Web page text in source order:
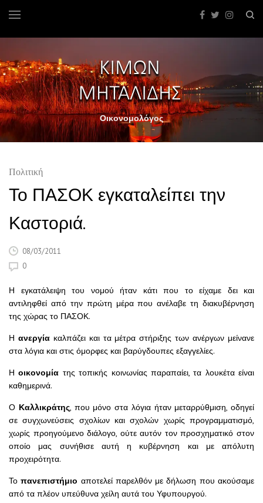
Οικονομολόγος
Πολιτική
Το ΠΑΣΟΚ εγκαταλείπει την
Καστοριά.
08/03/2011
0
Η εγκατάλειψη του νομού ήταν κάτι που το είχαμε δει και
αντιληφθεί από την πρώτη μέρα που ανέλαβε τη διακυβέρνηση
της χώρας το ΠΑΣΟΚ.
Η ανεργία καλπάζει και τα μέτρα στήριξης των ανέργων μείνανε
στα λόγια και στις όμορφες και βαρύγδουπες εξαγγελίες.
Ηοικονομία της τοπικής κοινωνίας παραπαίει, τα λουκέτα είναι
καθημερινά.
Ο Καλλικράτης, που μόνο στα λόγια ήταν μεταρρύθμιση, οδηγεί
σε συγχωνεύσεις σχολίων και σχολών χωρίς προγραμματισμό,
χωρίς προηγούμενο διάλογο, ούτε αυτόν τον προσχηματικό στον
οποίο μας συνήθισε αυτή η κυβέρνηση και με απόλυτη
προχειρότητα.
Τοπανεπιστήμιο αποτελεί παρελθόν με δήλωση που ακούσαμε
από τα πλέον υπεύθυνα χείλη αυτά του Υφυπουργού.